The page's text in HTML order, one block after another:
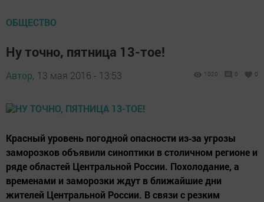
ОБЩЕСТВО
Ну точно, пятница 13-тое!
Автор, 13 мая 2016 - 13:53 1020 0 0
Красный уровень погодной опасности из‑за угрозы
заморозков объявили синоптики в столичном регионе и
ряде областей Центральной России. Похолодание, а
временами и заморозки ждут в ближайшие дни
жителей Центральной России. В связи с резким